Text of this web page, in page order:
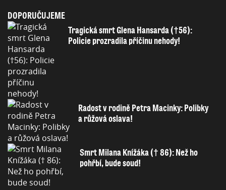
DOPORUČUJEME
Tragická smrt Glena Hansarda (†56):
Policie prozradila příčinu nehody!
Radost v rodině Petra Macinky: Polibky
a růžová oslava!
Smrt Milana Knížáka († 86): Než ho
pohřbí, bude soud!